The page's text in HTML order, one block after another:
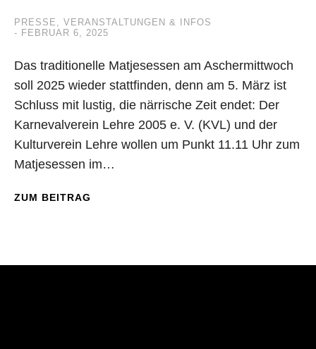
PRESSE , VERANSTALTUNGEN & INFOS
FEBRUAR 6, 2025
Das traditionelle Matjesessen am Aschermittwoch
soll 2025 wieder stattfinden, denn am 5. März ist
Schluss mit lustig, die närrische Zeit endet: Der
Karnevalverein Lehre 2005 e. V. (KVL) und der
Kulturverein Lehre wollen um Punkt 11.11 Uhr zum
Matjesessen im…
ZUM BEITRAG